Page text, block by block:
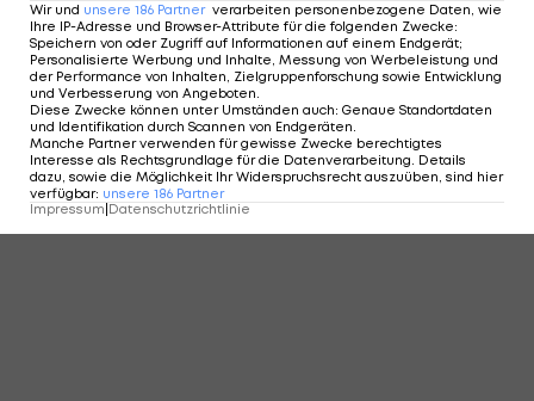
Wir und unsere 186 Partner verarbeiten personenbezogene Daten, wie
Ihre IP-Adresse und Browser-Attribute für die folgenden Zwecke:
Speichern von oder Zugriff auf Informationen auf einem Endgerät;
Personalisierte Werbung und Inhalte, Messung von Werbeleistung und
der Performance von Inhalten, Zielgruppenforschung sowie Entwicklung
und Verbesserung von Angeboten.
Diese Zwecke können unter Umständen auch: Genaue Standortdaten
und Identifikation durch Scannen von Endgeräten.
Manche Partner verwenden für gewisse Zwecke berechtigtes
Interesse als Rechtsgrundlage für die Datenverarbeitung. Details
dazu, sowie die Möglichkeit Ihr Widerspruchsrecht auszuüben, sind hier
verfügbar: unsere 186 Partner
Impressum Datenschutzrichtlinie